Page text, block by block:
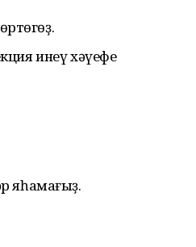
инеү хәүефе
яһамағыҙ.